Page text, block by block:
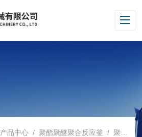
产品中心 /聚酯聚醚聚合反应釜 /聚合釜 /